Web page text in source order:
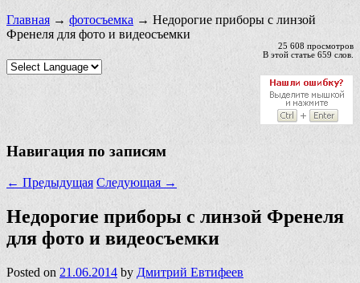
Главная → фотосъемка → Недорогие приборы с линзой
Френеля для фото и видеосъемки
25 608 просмотров
В этой статье 659 слов.
Навигация по записям
← Предыдущая Следующая →
Недорогие приборы с линзой Френеля
для фото и видеосъемки
Posted on 21.06.2014 by Дмитрий Евтифеев